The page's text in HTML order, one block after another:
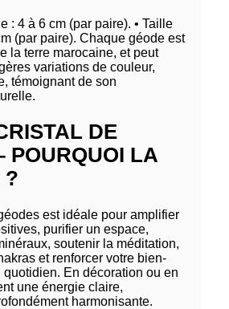
: 4 à 6 cm (par paire). • Taille
(par paire). Chaque géode est
la terre marocaine, et peut
variations de couleur,
témoignant de son
DE
POURQUOI LA
?
est idéale pour amplifier
purifier un espace,
soutenir la méditation,
et renforcer votre bien-
En décoration ou en
une énergie claire,
harmonisante.